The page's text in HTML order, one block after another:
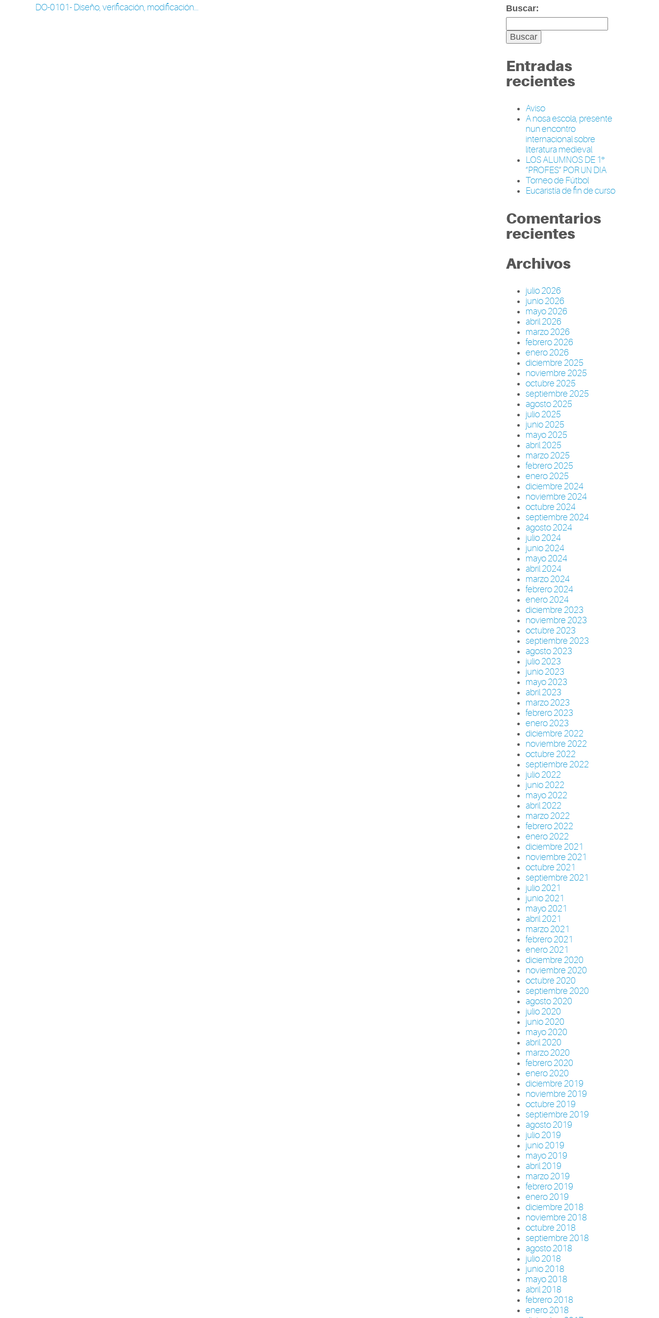
DO-0101- Diseño, verificación, modificación... Buscar:
Entradas
recientes
Aviso
A nosa escola, presente
nun encontro
internacional sobre
literatura medieval
LOS ALUMNOS DE 1º
“PROFES” POR UN DIA
Torneo de Fútbol
Eucaristía de fin de curso
Comentarios
recientes
Archivos
julio 2026
junio 2026
mayo 2026
abril 2026
marzo 2026
febrero 2026
enero 2026
diciembre 2025
noviembre 2025
octubre 2025
septiembre 2025
agosto 2025
julio 2025
junio 2025
mayo 2025
abril 2025
marzo 2025
febrero 2025
enero 2025
diciembre 2024
noviembre 2024
octubre 2024
septiembre 2024
agosto 2024
julio 2024
junio 2024
mayo 2024
abril 2024
marzo 2024
febrero 2024
enero 2024
diciembre 2023
noviembre 2023
octubre 2023
septiembre 2023
agosto 2023
julio 2023
junio 2023
mayo 2023
abril 2023
marzo 2023
febrero 2023
enero 2023
diciembre 2022
noviembre 2022
octubre 2022
septiembre 2022
julio 2022
junio 2022
mayo 2022
abril 2022
marzo 2022
febrero 2022
enero 2022
diciembre 2021
noviembre 2021
octubre 2021
septiembre 2021
julio 2021
junio 2021
mayo 2021
abril 2021
marzo 2021
febrero 2021
enero 2021
diciembre 2020
noviembre 2020
octubre 2020
septiembre 2020
agosto 2020
julio 2020
junio 2020
mayo 2020
abril 2020
marzo 2020
febrero 2020
enero 2020
diciembre 2019
noviembre 2019
octubre 2019
septiembre 2019
agosto 2019
julio 2019
junio 2019
mayo 2019
abril 2019
marzo 2019
febrero 2019
enero 2019
diciembre 2018
noviembre 2018
octubre 2018
septiembre 2018
agosto 2018
julio 2018
junio 2018
mayo 2018
abril 2018
febrero 2018
enero 2018